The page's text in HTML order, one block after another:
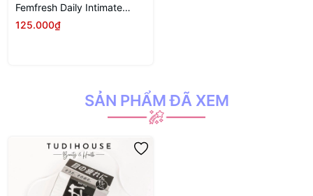
Femfresh Daily Intimate
Wash 250ml
125.000₫
SẢN PHẨM ĐÃ XEM